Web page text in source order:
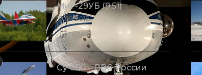
МиГ-29УБ (9.51)
10.09.2018
Су-35С – ВВС России